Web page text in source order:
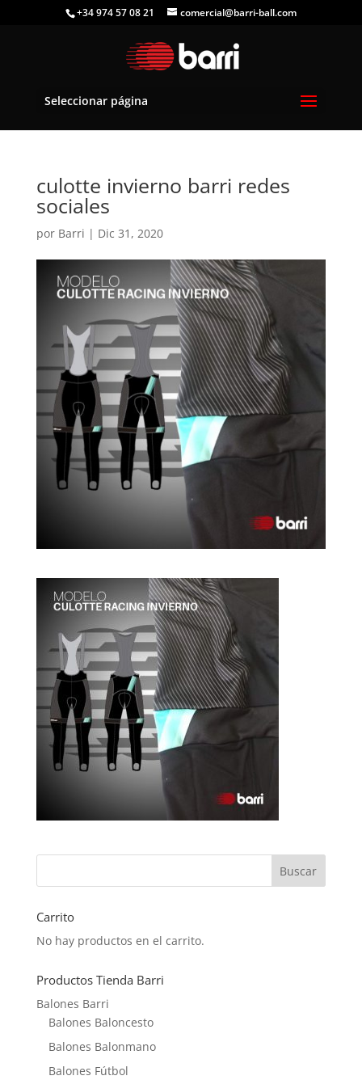
+34 974 57 08 21 comercial@barri-ball.com
Seleccionar página
culotte invierno barri redes
sociales
por Barri | Dic 31, 2020
Carrito
No hay productos en el carrito.
Productos Tienda Barri
Balones Barri
Balones Baloncesto
Balones Balonmano
Balones Fútbol